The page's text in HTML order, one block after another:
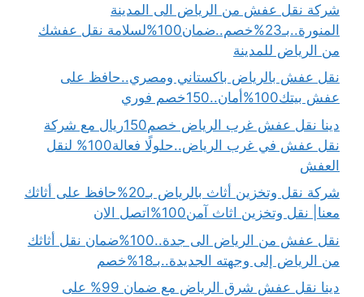
شركة نقل عفش من الرياض الى المدينة
المنورة..بـ23%خصم..ضمان100%لسلامة نقل عفشك
من الرياض للمدينة
نقل عفش بالرياض باكستاني ومصري..حافظ على
عفش بيتك100%أمان..150خصم فوري
دينا نقل عفش غرب الرياض خصم150ريال مع شركة
نقل عفش في غرب الرياض..حلولًا فعالة100% لنقل
العفش
شركة نقل وتخزين أثاث بالرياض بـ20%حافظ على أثاثك
معنا| نقل وتخزين اثاث آمن100%اتصل الان
نقل عفش من الرياض الى جدة..100%ضمان نقل أثاثك
من الرياض إلى وجهته الجديدة..بـ18%خصم
دينا نقل عفش شرق الرياض مع ضمان 99% على